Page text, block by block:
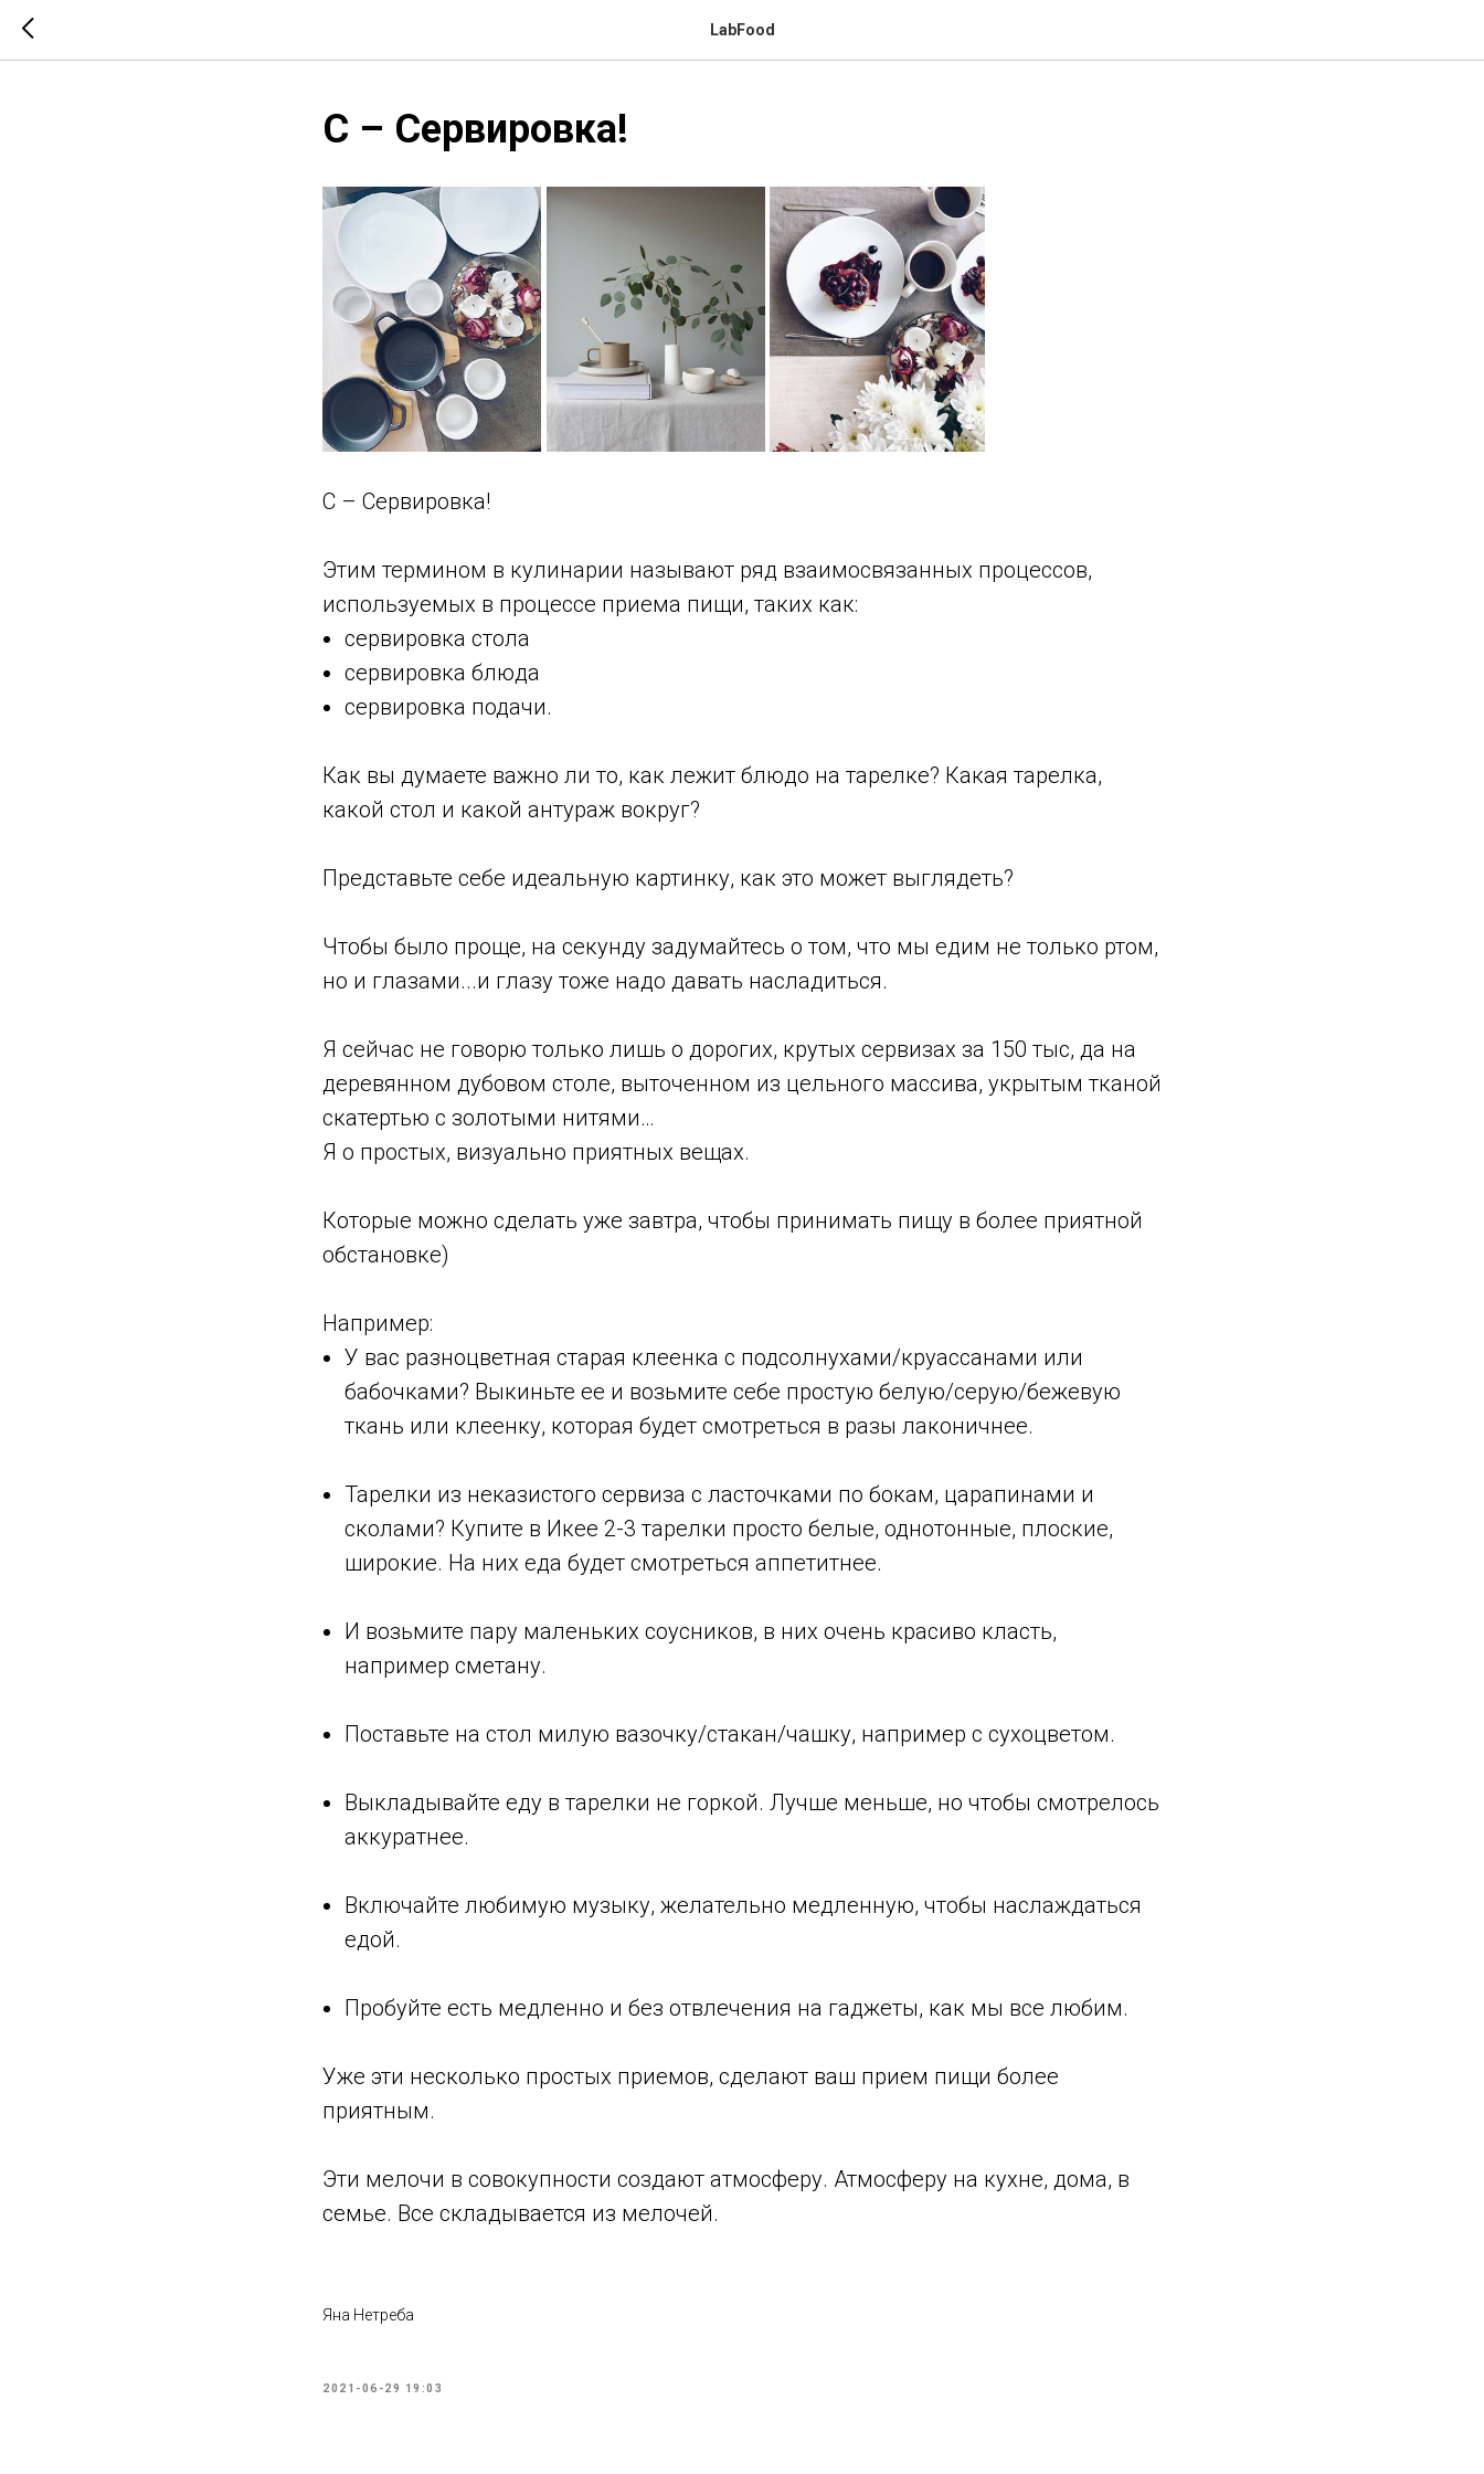
LabFood
С – Сервировка!
С – Сервировка!
Этим термином в кулинарии называют ряд взаимосвязанных процессов,
используемых в процессе приема пищи, таких как:
сервировка стола
сервировка блюда
сервировка подачи.
Как вы думаете важно ли то, как лежит блюдо на тарелке? Какая тарелка,
какой стол и какой антураж вокруг?
Представьте себе идеальную картинку, как это может выглядеть?
Чтобы было проще, на секунду задумайтесь о том, что мы едим не только ртом,
но и глазами...и глазу тоже надо давать насладиться.
Я сейчас не говорю только лишь о дорогих, крутых сервизах за 150 тыс, да на
деревянном дубовом столе, выточенном из цельного массива, укрытым тканой
скатертью с золотыми нитями…
Я о простых, визуально приятных вещах.
Которые можно сделать уже завтра, чтобы принимать пищу в более приятной
обстановке)
Например:
У вас разноцветная старая клеенка с подсолнухами/круассанами или
бабочками? Выкиньте ее и возьмите себе простую белую/серую/бежевую
ткань или клеенку, которая будет смотреться в разы лаконичнее.
Тарелки из неказистого сервиза с ласточками по бокам, царапинами и
сколами? Купите в Икее 2-3 тарелки просто белые, однотонные, плоские,
широкие. На них еда будет смотреться аппетитнее.
И возьмите пару маленьких соусников, в них очень красиво класть,
например сметану.
Поставьте на стол милую вазочку/стакан/чашку, например с сухоцветом.
Выкладывайте еду в тарелки не горкой. Лучше меньше, но чтобы смотрелось
аккуратнее.
Включайте любимую музыку, желательно медленную, чтобы наслаждаться
едой.
Пробуйте есть медленно и без отвлечения на гаджеты, как мы все любим.
Уже эти несколько простых приемов, сделают ваш прием пищи более
приятным.
Эти мелочи в совокупности создают атмосферу. Атмосферу на кухне, дома, в
семье. Все складывается из мелочей.
Яна Нетреба
2021-06-29 19:03